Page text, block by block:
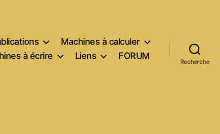
Machines à calculer
à écrire
Liens FORUM
Recherche